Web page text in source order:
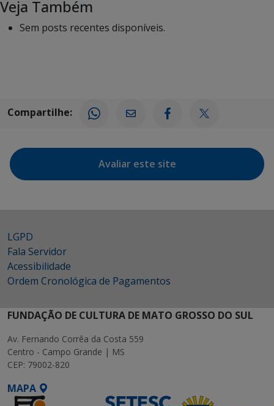
Veja Também
Sem posts recentes disponíveis.
Compartilhe:
Avaliar este site
LGPD
Fala Servidor
Acessibilidade
Ordem Cronológica de Pagamentos
FUNDAÇÃO DE CULTURA DE MATO GROSSO DO SUL
Av. Fernando Corrêa da Costa 559
Centro - Campo Grande | MS
CEP: 79002-820
MAPA